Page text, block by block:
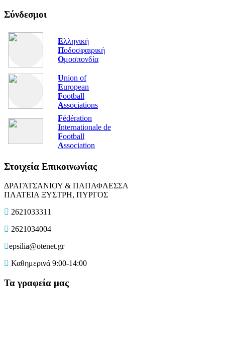
Σύνδεσμοι
Ελληνική
Ποδοσφαιρική
Ομοσπονδία
Union of
European
Football
Associations
Fédération
Internationale de
Football
Association
Στοιχεία Επικοινωνίας
ΔΡΑΓΑΤΣΑΝΙΟΥ & ΠΑΠΑΦΛΕΣΣΑ
ΠΛΑΤΕΙΑ ΞΥΣΤΡΗ, ΠΥΡΓΟΣ
2621033311
2621034004
epsilia@otenet.gr
Καθημερινά 9:00-14:00
Τα γραφεία μας